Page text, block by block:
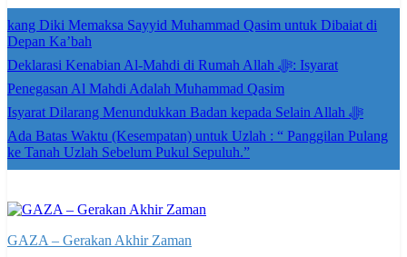
kang Diki Memaksa Sayyid Muhammad Qasim untuk Dibaiat di
Depan Ka’bah
Deklarasi Kenabian Al-Mahdi di Rumah Allah ﷻ: Isyarat
Penegasan Al Mahdi Adalah Muhammad Qasim
Isyarat Dilarang Menundukkan Badan kepada Selain Allah ﷻ
Ada Batas Waktu (Kesempatan) untuk Uzlah : “ Panggilan Pulang
ke Tanah Uzlah Sebelum Pukul Sepuluh.”
GAZA – Gerakan Akhir Zaman